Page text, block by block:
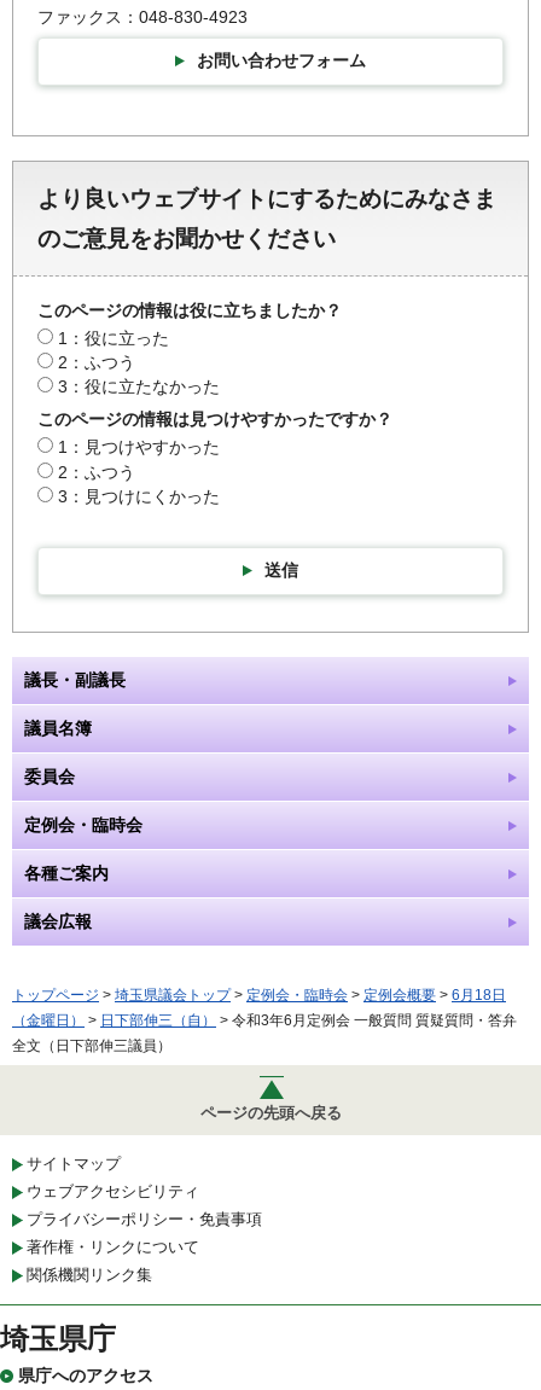
ファックス：048-830-4923
お問い合わせフォーム
より良いウェブサイトにするためにみなさま
のご意見をお聞かせください
このページの情報は役に立ちましたか？
1：役に立った
2：ふつう
3：役に立たなかった
このページの情報は見つけやすかったですか？
1：見つけやすかった
2：ふつう
3：見つけにくかった
送信
議長・副議長
議員名簿
委員会
定例会・臨時会
各種ご案内
議会広報
トップページ > 埼玉県議会トップ> 定例会・臨時会 > 定例会概要 > 6月18日
（金曜日）
> 日下部伸三（自）
> 令和3年6月定例会 一般質問 質疑質問・答弁
全文（日下部伸三議員）
ページの先頭へ戻る
サイトマップ
ウェブアクセシビリティ
プライバシーポリシー・免責事項
著作権・リンクについて
関係機関リンク集
埼玉県庁
県庁へのアクセス